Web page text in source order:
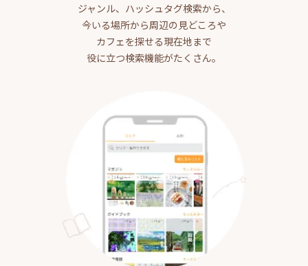
ジャンル、ハッシュタグ検索から、
今いる場所から周辺の見どころや
カフェを探せる現在地まで
役に立つ検索機能がたくさん。